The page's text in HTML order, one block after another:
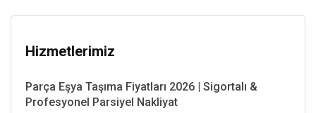
Hizmetlerimiz
Parça Eşya Taşıma Fiyatları 2026 | Sigortalı &
Profesyonel Parsiyel Nakliyat